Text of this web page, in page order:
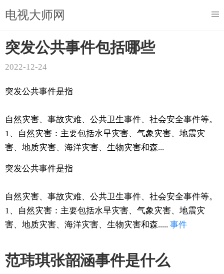
电视大师网
突发公共事件包括哪些
2022-12-24
突发公共事件是指
自然灾害、事故灾难、公共卫生事件、社会安全事件等。
1、自然灾害：主要包括水旱灾害、气象灾害、地震灾
害、地质灾害、海洋灾害、生物灾害和森...
突发公共事件是指
自然灾害、事故灾难、公共卫生事件、社会安全事件等。
1、自然灾害：主要包括水旱灾害、气象灾害、地震灾
害、地质灾害、海洋灾害、生物灾害和森..... 事件
范玮琪张韶涵事件是什么